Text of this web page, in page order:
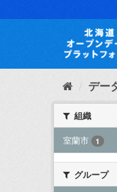
キ
て
デー
組織
室蘭市
1
グループ